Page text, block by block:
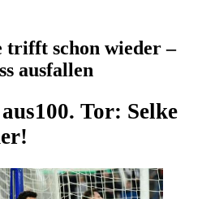
trifft schon wieder –
ausfallen
100. Tor: Selke